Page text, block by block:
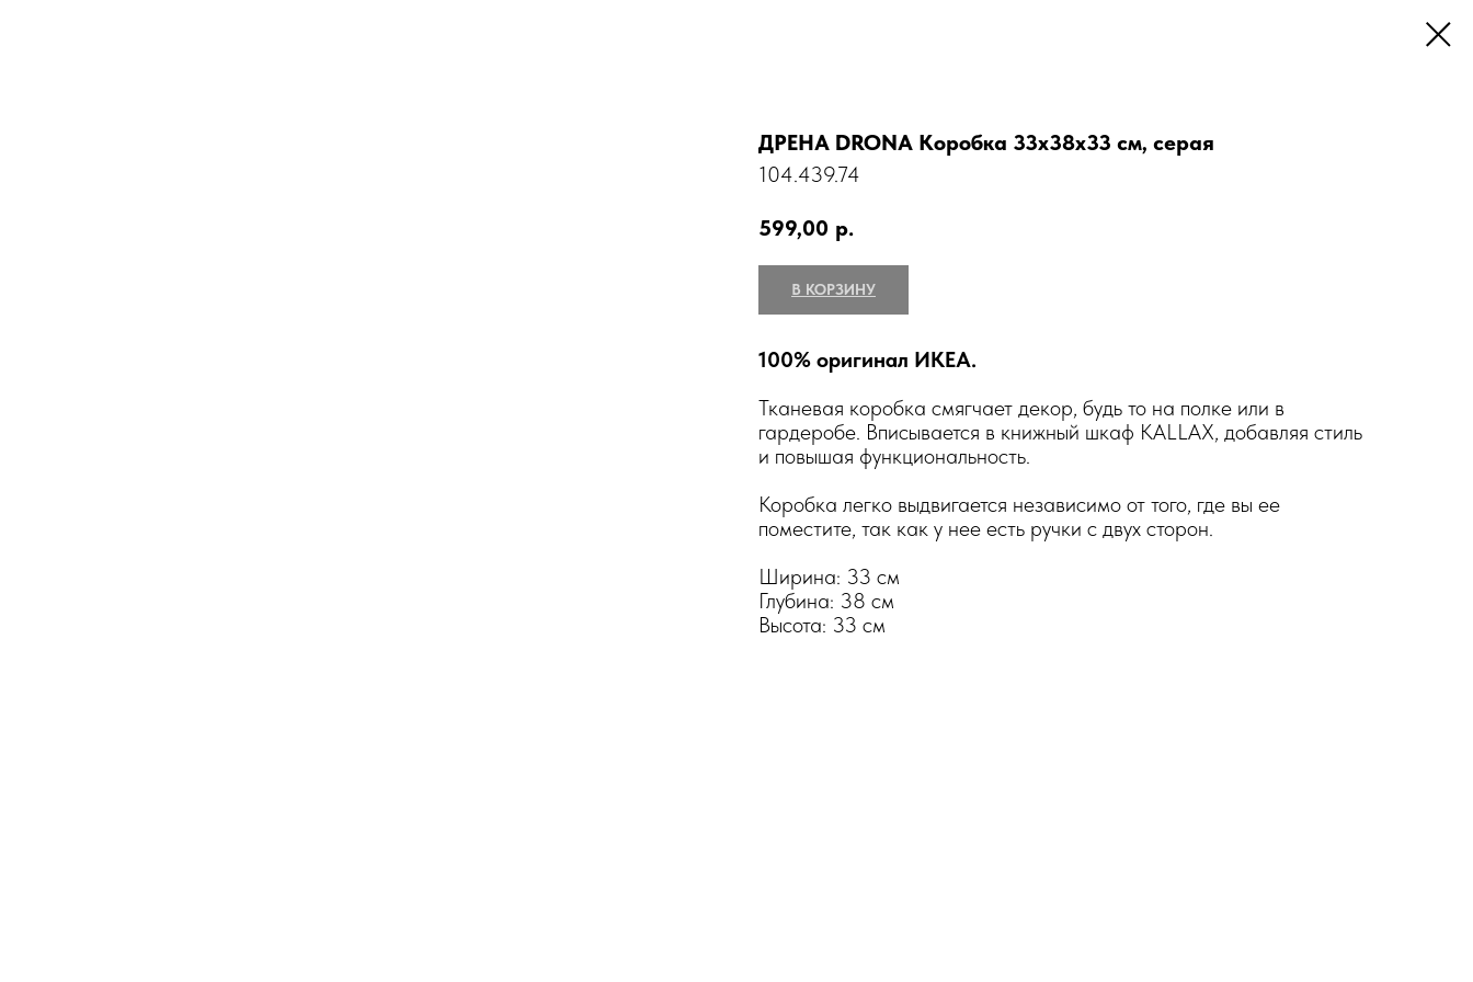
ДРЕНА DRONA Коробка 33х38х33 см, серая
104.439.74
599,00 р.
В КОРЗИНУ
100% оригинал ИКЕА.
Тканевая коробка смягчает декор, будь то на полке или в
гардеробе. Вписывается в книжный шкаф KALLAX, добавляя стиль
и повышая функциональность.
Коробка легко выдвигается независимо от того, где вы ее
поместите, так как у нее есть ручки с двух сторон.
Ширина: 33 см
Глубина: 38 см
Высота: 33 см